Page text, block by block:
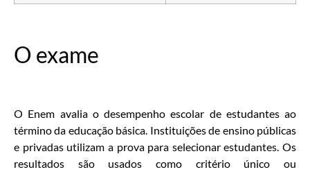
O exame
O Enem avalia o desempenho escolar de estudantes ao
término da educação básica. Instituições de ensino públicas
e privadas utilizam a prova para selecionar estudantes. Os
resultados são usados como critério único ou